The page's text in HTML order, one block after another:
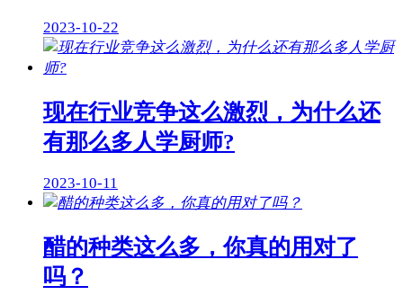
2023-10-22
现在行业竞争这么激烈，为什么还
有那么多人学厨师?
2023-10-11
醋的种类这么多，你真的用对了
吗？